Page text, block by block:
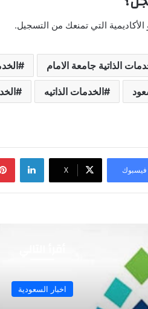
التي تمنعك من التسجيل.
الذاتية جامعة الامام
الخدمات الذاتيه
فيسبوك ‫X
اخبار السعودية